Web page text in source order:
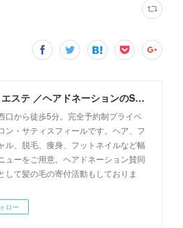
ヘア＆エステ ／ヘアドネーションのSatisfeal
口から徒歩5分。完全予約制プライベ
ン・サティスフィールです。ヘア、フ
ル、脱毛、痩身、フットネイルなど幅
ューをご用意。ヘアドネーション賛同
して髪の毛の寄付活動もしておりま
ロー